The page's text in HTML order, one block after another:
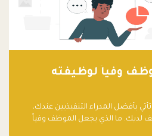
وفياً لوظيفته
بأفضل المدراء التنفيذيين عندك،
لديك. ما الذي يجعل الموظف وفياً